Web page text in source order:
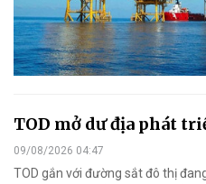
TOD mở dư địa phát
09/08/2026 04:47
TOD gắn với đường sắt đô thị